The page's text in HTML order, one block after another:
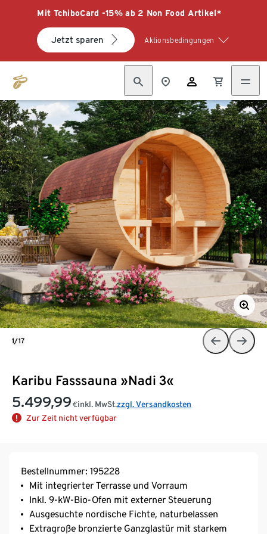
Mit TchiboCard -15% ab 2 Non Food Artikel*
Jetzt sparen Aktionsbedingungen
Karibu Fasssauna »Nadi 3«
5.499,99 €inkl. MwSt.zzgl. Versandkosten
Zur Zeit nicht verfügbar
1/17
Bestellnummer: 195228
Mit integrierter Terrasse und Vorraum
Inkl. 9-kW-Bio-Ofen mit externer Steuerung
Ausgesuchte nordische Fichte, naturbelassen
Extragroße bronzierte Ganzglastür mit starkem